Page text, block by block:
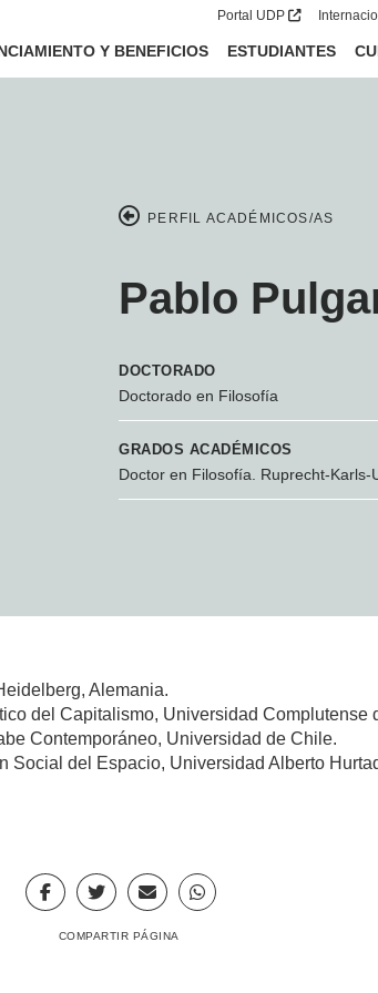
Portal UDP
Y BENEFICIOS ESTUDIANTES
PERFIL ACADÉMICOS/AS
Pablo
DOCTORADO
Doctorado en Filosofía
GRADOS ACADÉMICOS
Doctor en Filosofía. Ruprecht-Karls-
Alemania.
del Capitalismo, Universidad Complutense
Contemporáneo, Universidad de Chile.
Social del Espacio, Universidad Alberto
COMPARTIR PÁGINA